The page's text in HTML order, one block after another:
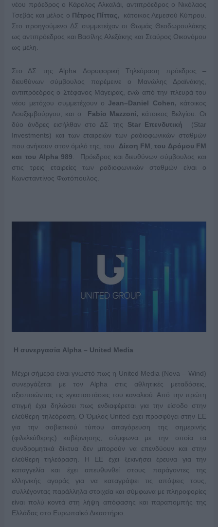
νέου πρόεδρος ο Κάρολος Αλκαλάι, αντιπρόεδρος ο Νικόλαος
Τσεβάς και μέλος ο Πέτρος Πίττας, κάτοικος Λεμεσού Κύπρου.
Στο προηγούμενο ΔΣ συμμετείχαν οι Θωμάς Θεοδωρουλάκης
ως αντιπρόεδρος και Βασίλης Αλεξάκης και Σταύρος Οικονόμου
ως μέλη.
Στο ΔΣ της Alpha Δορυφορική Τηλεόραση πρόεδρος –
διευθύνων σύμβουλος παρέμεινε ο Μανώλης Δραϊνάκης,
αντιπρόεδρος ο Στέφανος Μάγειρας, ενώ από την πλευρά του
νέου μετόχου συμμετέχουν ο Jean–Daniel Cohen, κάτοικος
Λουξεμβούργου, και ο Fabio Mazzoni, κάτοικος Βελγίου. Οι
δύο άνδρες εισήλθαν στο ΔΣ της StarΕπενδυτική (Star
Investments) και των εταιρειών των ραδιοφωνικών σταθμών
που ανήκουν στον όμιλό της, του Δίεση FM,του Δρόμου FM
και του Alpha989. Πρόεδρος και διευθύνων σύμβουλος και
στις τρεις εταιρείες των ραδιοφωνικών σταθμών είναι ο
Κωνσταντίνος Φωτόπουλος.
Η συνεργασία Alpha – United Media
Μέχρι σήμερα είναι γνωστό πως η United Media (Nova – Wind)
συνεργάζεται με τον Alpha στις αθλητικές μεταδόσεις,
αξιοποιώντας τις εγκαταστάσεις του καναλιού. Από την πρώτη
στιγμή έχει δηλώσει πως ενδιαφέρεται για την είσοδο στην
ελεύθερη τηλεόραση. Ο Όμιλος United έχει προσφύγει στην ΕΕ
για την σοβιετικού τύπου απαγόρευση της σημερινής
(φιλελεύθερης) κυβέρνησης, σύμφωνα με την οποία τα
συνδρομητικά δίκτυα δεν μπορούν να επενδύουν και στην
ελεύθερη τηλεόραση. Η ΕΕ έχει ξεκινήσει έρευνα για την
καταγγελία και έχει απευθυνθεί στους παράγοντες της
ελληνικής αγοράς για να καταγράψει τις απόψεις τους,
συλλέγοντας παράλληλα στοιχεία και σύμφωνα με πληροφορίες
είναι πολύ κοντά στη λήψη απόφασης και παραπομπής της
Ελλάδας στο Ευρωπαϊκό Δικαστήριο.